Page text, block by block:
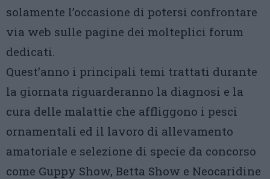
solamente l’occasione di potersi confrontare
via web sulle pagine dei molteplici forum
dedicati.
Quest’anno i principali temi trattati durante
la giornata riguarderanno la diagnosi e la
cura delle malattie che affliggono i pesci
ornamentali ed il lavoro di allevamento
amatoriale e selezione di specie da concorso
come Guppy Show, Betta Show e Neocaridine